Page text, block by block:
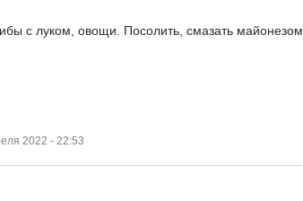
с луком, овощи. Посолить, смазать
2022 - 22:53